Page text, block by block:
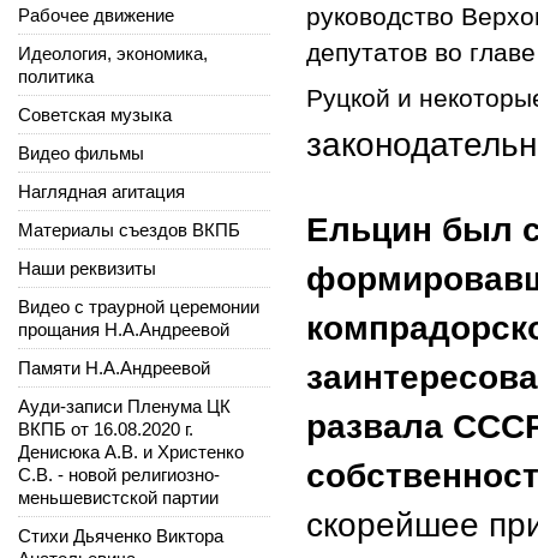
руководство
депутатов во
Руцкой и
Ельцин был
развала
скорейшее
Рабочее движение
Идеология, экономика,
политика
Советская музыка
Видео фильмы
Наглядная агитация
Материалы съездов ВКПБ
Наши реквизиты
Видео с траурной церемонии
прощания Н.А.Андреевой
Памяти Н.А.Андреевой
Ауди-записи Пленума ЦК
ВКПБ от 16.08.2020 г.
Денисюка А.В. и Христенко
С.В. - новой религиозно-
меньшевистской партии
Стихи Дьяченко Виктора